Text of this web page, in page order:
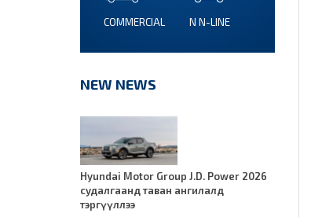
COMMERCIAL N N-LINE
NEW NEWS
Hyundai Motor Group J.D. Power 2026
судалгаанд таван ангилалд
тэргүүллээ